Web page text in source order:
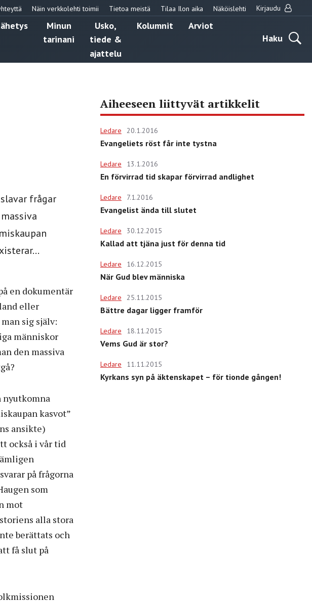
Näin verkkolehti toimii Tietoa meistä Tilaa Ilon aika Näköislehti Kirjaudu
Minun
tarinani
Usko,
tiede &
ajattelu
Kolumnit
Arviot
Haku
frågar
en dokumentär
eller
sig själv:
människor
den massiva
nyutkomna
kasvot”
ansikte)
också i vår tid
på frågorna
som
mot
alla stora
berättats och
få slut på
Aiheeseen liittyvät artikkelit
Ledare 20.1.2016
Evangeliets röst får inte tystna
Ledare 13.1.2016
En förvirrad tid skapar förvirrad andlighet
Ledare 7.1.2016
Evangelist ända till slutet
Ledare 30.12.2015
Kallad att tjäna just för denna tid
Ledare 16.12.2015
När Gud blev människa
Ledare 25.11.2015
Bättre dagar ligger framför
Ledare 18.11.2015
Vems Gud är stor?
Ledare 11.11.2015
Kyrkans syn på äktenskapet – för tionde gången!